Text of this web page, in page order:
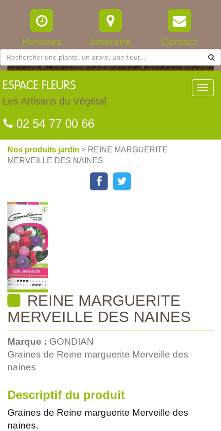
Horaires Itinéraire Contact
ESPACE FLEURS
Les Artisans du Végétal
02 54 77 00 66
Nos produits jardin > REINE MARGUERITE
MERVEILLE DES NAINES
REINE MARGUERITE
MERVEILLE DES NAINES
Marque : GONDIAN
Graines de Reine marguerite Merveille des
naines
Descriptif du produit
Graines de Reine marguerite Merveille des
naines.